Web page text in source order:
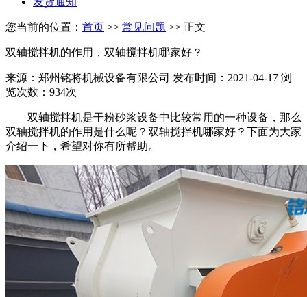
您当前的位置： 首页 >> 常见问题 >> 正文
双轴搅拌机的作用，双轴搅拌机哪家好？
来源：郑州铭将机械设备有限公司 发布时间：2021-04-17 浏
览次数：934次
双轴搅拌机是干粉砂浆设备中比较常用的一种设备，那么
双轴搅拌机的作用是什么呢？双轴搅拌机哪家好？下面为大家
介绍一下，希望对你有所帮助。